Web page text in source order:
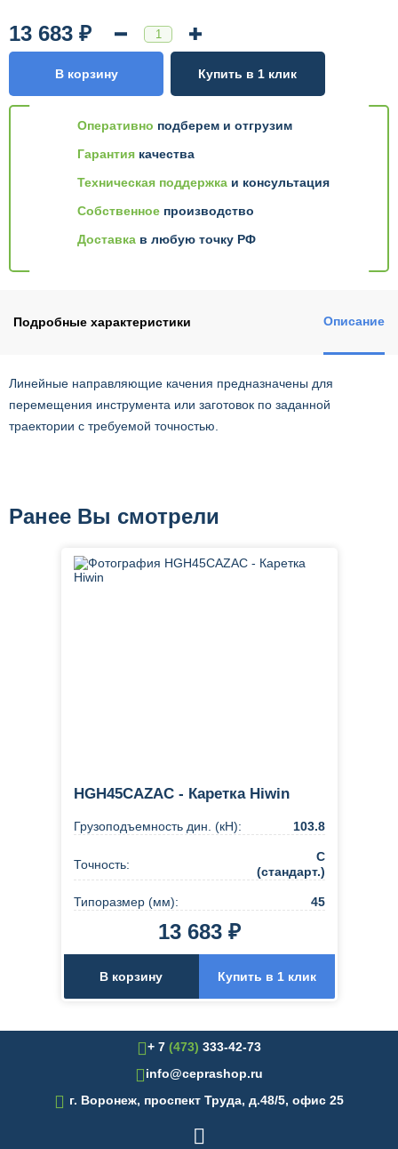
Оперативно подберем и отгрузим
Гарантия качества
Техническая поддержка и консультация
Собственное производство
Доставка в любую точку РФ
13 683 ₽
В корзину Купить в 1 клик
Подробные характеристики Описание
Линейные направляющие качения предназначены для
перемещения инструмента или заготовок по заданной
траектории с требуемой точностью.
Ранее Вы смотрели
HGH45CAZAC - Каретка Hiwin
Грузоподъемность дин. (кН): 103.8
Точность:
C
(стандарт.)
Типоразмер (мм): 45
13 683 ₽
В корзину Купить в 1 клик
+ 7 (473) 333-42-73
info@ceprashop.ru
 г. Воронеж, проспект Труда, д.48/5, офис 25
